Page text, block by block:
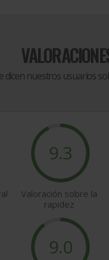
dicen nuestros usuarios
9.3
Valoración sobre la
rapidez
9.0